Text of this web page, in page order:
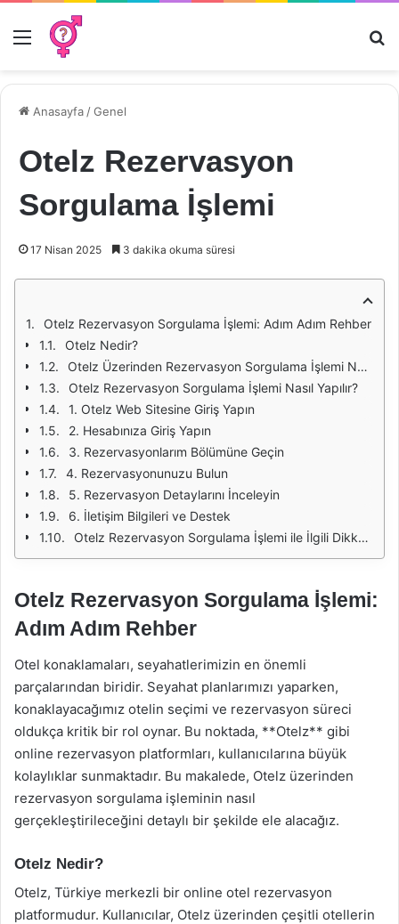
Menü
Anasayfa /Genel
Otelz Rezervasyon
Sorgulama İşlemi
17 Nisan 2025 3 dakika okuma süresi
Otelz Rezervasyon Sorgulama İşlemi: Adım Adım Rehber
Otelz Nedir?
Otelz Üzerinden Rezervasyon Sorgulama İşlemi Neden Önemlidir?
Otelz Rezervasyon Sorgulama İşlemi Nasıl Yapılır?
1. Otelz Web Sitesine Giriş Yapın
2. Hesabınıza Giriş Yapın
3. Rezervasyonlarım Bölümüne Geçin
4. Rezervasyonunuzu Bulun
5. Rezervasyon Detaylarını İnceleyin
6. İletişim Bilgileri ve Destek
Otelz Rezervasyon Sorgulama İşlemi ile İlgili Dikkat Edilmesi Gerekenler
Otelz Rezervasyon Sorgulama İşlemi:
Adım Adım Rehber
Otel konaklamaları, seyahatlerimizin en önemli
parçalarından biridir. Seyahat planlarımızı yaparken,
konaklayacağımız otelin seçimi ve rezervasyon süreci
oldukça kritik bir rol oynar. Bu noktada, **Otelz** gibi
online rezervasyon platformları, kullanıcılarına büyük
kolaylıklar sunmaktadır. Bu makalede, Otelz üzerinden
rezervasyon sorgulama işleminin nasıl
gerçekleştirileceğini detaylı bir şekilde ele alacağız.
Otelz Nedir?
Otelz, Türkiye merkezli bir online otel rezervasyon
platformudur. Kullanıcılar, Otelz üzerinden çeşitli otellerin